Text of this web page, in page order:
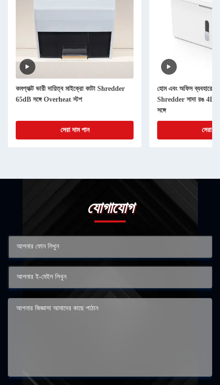
কমপ্যাক্ট ভারী দায়িত্ব মাইক্রো কাটা Shredder
65dB সঙ্গে Overheat স্টপ
সেরা দাম পান
হোম এবং অফিস ব্যবহারের
Shredder সাদা রঙ 4L
সঙ্গে
সেরা
যোগাযোগ